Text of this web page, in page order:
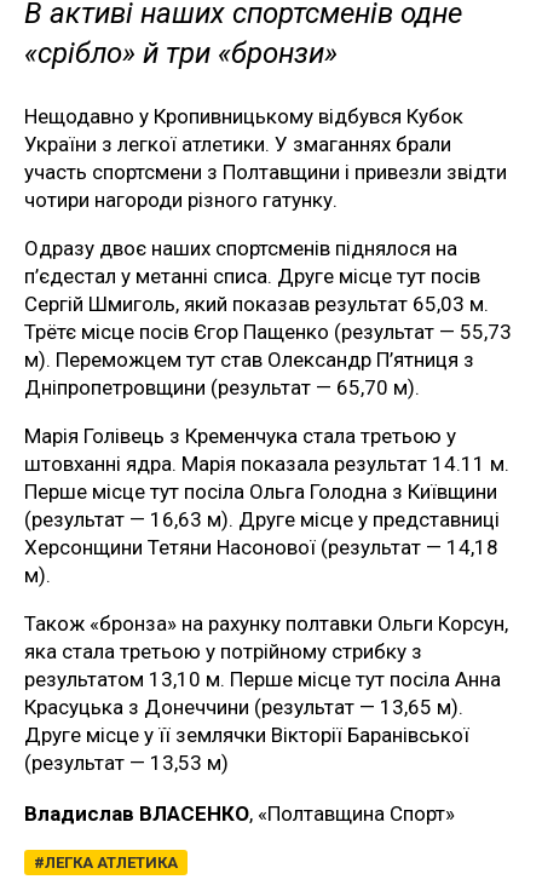
В активі наших спортсменів одне
«срібло» й три «бронзи»
Нещодавно у Кропивницькому відбувся Кубок
України з легкої атлетики. У змаганнях брали
участь спортсмени з Полтавщини і привезли звідти
чотири нагороди різного гатунку.
Одразу двоє наших спортсменів піднялося на
п’єдестал у метанні списа. Друге місце тут посів
Сергій Шмиголь, який показав результат 65,03 м.
Трётє місце посів Єгор Пащенко (результат — 55,73
м). Переможцем тут став Олександр П’ятниця з
Дніпропетровщини (результат — 65,70 м).
Марія Голівець з Кременчука стала третьою у
штовханні ядра. Марія показала результат 14.11 м.
Перше місце тут посіла Ольга Голодна з Київщини
(результат — 16,63 м). Друге місце у представниці
Херсонщини Тетяни Насонової (результат — 14,18
м).
Також «бронза» на рахунку полтавки Ольги Корсун,
яка стала третьою у потрійному стрибку з
результатом 13,10 м. Перше місце тут посіла Анна
Красуцька з Донеччини (результат — 13,65 м).
Друге місце у її землячки Вікторії Баранівської
(результат — 13,53 м)
Владислав ВЛАСЕНКО, «Полтавщина Спорт»
ЛЕГКА АТЛЕТИКА